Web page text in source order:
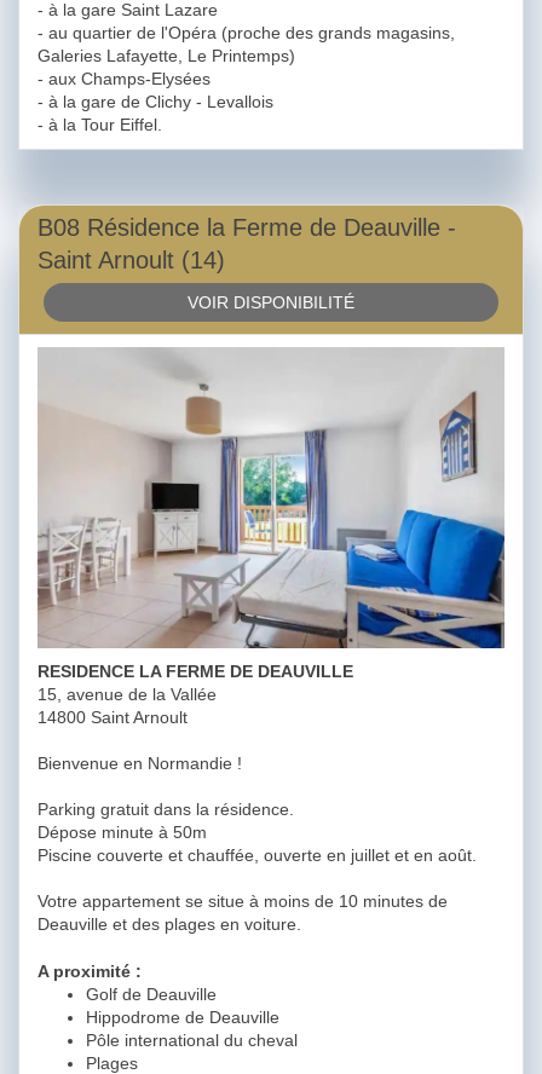
- à la gare Saint Lazare
- au quartier de l'Opéra (proche des grands magasins,
Galeries Lafayette, Le Printemps)
- aux Champs-Elysées
- à la gare de Clichy - Levallois
- à la Tour Eiffel.
B08 Résidence la Ferme de Deauville -
Saint Arnoult (14)
VOIR DISPONIBILITÉ
RESIDENCE LA FERME DE DEAUVILLE
15, avenue de la Vallée
14800 Saint Arnoult
Bienvenue en Normandie !
Parking gratuit dans la résidence.
Dépose minute à 50m
Piscine couverte et chauffée, ouverte en juillet et en août.
Votre appartement se situe à moins de 10 minutes de
Deauville et des plages en voiture.
A proximité :
Golf de Deauville
Hippodrome de Deauville
Pôle international du cheval
Plages